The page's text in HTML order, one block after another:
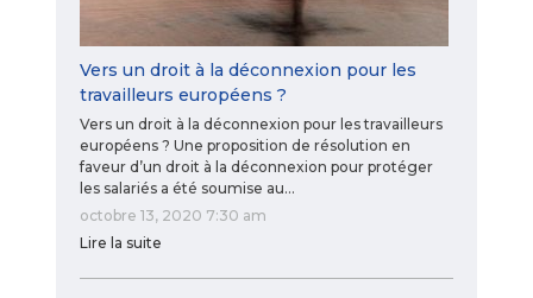
Vers un droit à la déconnexion pour les
travailleurs européens ?
Vers un droit à la déconnexion pour les travailleurs
européens ? Une proposition de résolution en
faveur d’un droit à la déconnexion pour protéger
les salariés a été soumise au…
octobre 13, 2020 7:30 am
Lire la suite